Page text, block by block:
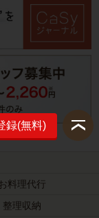
録(無料)
料理代行
整理収納